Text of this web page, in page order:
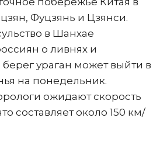
Фуцзянь и Цзянси.
в Шанхае
о ливнях и
ураган может выйти в
на понедельник.
ожидают скорость
составляет около 150 км/